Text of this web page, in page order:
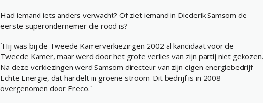
Had iemand iets anders verwacht? Of ziet iemand in Diederik Samsom de
eerste superondernemer die rood is?
`Hij was bij de Tweede Kamerverkiezingen 2002 al kandidaat voor de
Tweede Kamer, maar werd door het grote verlies van zijn partij niet gekozen.
Na deze verkiezingen werd Samsom directeur van zijn eigen energiebedrijf
Echte Energie, dat handelt in groene stroom. Dit bedrijf is in 2008
overgenomen door Eneco.`